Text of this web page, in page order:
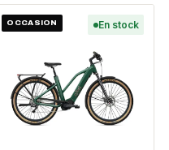
OCCASION En stock